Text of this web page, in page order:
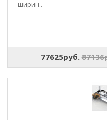
ширин..
77625руб.